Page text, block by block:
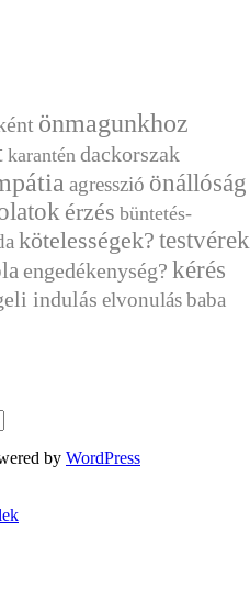
önmagunkhoz
karantén dackorszak
agresszió önállóság
érzés büntetés-
kötelességek? testvérek
engedékenység? kérés
indulás elvonulásbaba
by WordPress